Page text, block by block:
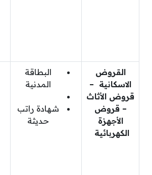
القروض
الاسكانية –
قروض الأثاث
– قروض
الأجهزة
الكهربائية
البطاقة
المدنية
شهادة راتب
حديثة